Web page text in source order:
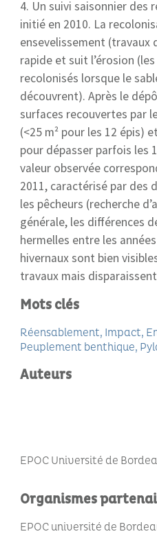
4. Un suivi saisonnier des
initié en 2010. La
ensevelissement (travaux
rapide et suit l’érosion
recolonisés lorsque le
découvrent). Après le
surfaces recouvertes par
(<25 m² pour les 12 épis)
pour dépasser parfois les
valeur observée
2011, caractérisé par des
les pêcheurs (recherche
générale, les différences
hermelles entre les
hivernaux sont bien
travaux mais
Mots clés
Réensablement Impact
Peuplement benthique
Auteurs
EPOC Université de
Organismes
EPOC université de